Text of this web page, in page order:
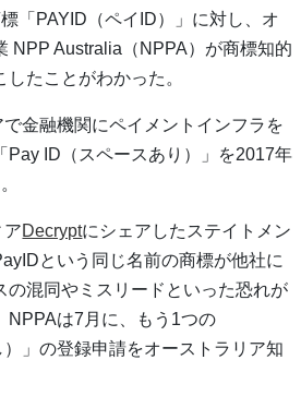
「PAYID（ペイID）」に対し、オ
NPP Australia（NPPA）が商標知的
たことがわかった。
金融機関にペイメントインフラを
Pay ID（スペースあり）」を2017年
アDecryptにシェアしたステイトメン
という同じ名前の商標が他社に
の混同やミスリードといった恐れが
NPPAは7月に、もう1つの
）」の登録申請をオーストラリア知